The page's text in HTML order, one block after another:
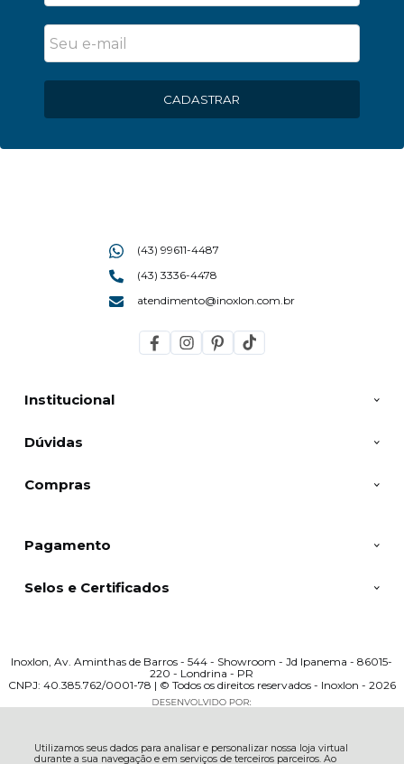
Utilizamos seus dados para analisar e personalizar nossa loja virtual
durante a sua navegação e em serviços de terceiros parceiros. Ao
CADASTRAR
Institucional
Dúvidas
Compras
(43) 99611-4487
(43) 3336-4478
atendimento@inoxlon.com.br
Pagamento
Selos e Certificados
Inoxlon, Av. Aminthas de Barros - 544 - Showroom - Jd Ipanema - 86015-
220 - Londrina - PR
CNPJ: 40.385.762/0001-78 | © Todos os direitos reservados - Inoxlon - 2026